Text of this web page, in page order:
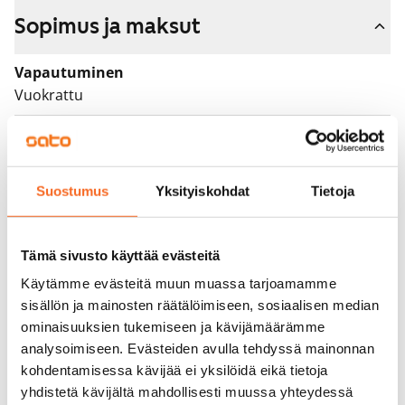
Suostumus Yksityiskohdat Tietoja
Tämä sivusto käyttää evästeitä
Käytämme evästeitä muun muassa tarjoamamme
sisällön ja mainosten räätälöimiseen, sosiaalisen median
ominaisuuksien tukemiseen ja kävijämäärämme
analysoimiseen. Evästeiden avulla tehdyssä mainonnan
kohdentamisessa kävijää ei yksilöidä eikä tietoja
yhdistetä kävijältä mahdollisesti muussa yhteydessä
Sopimus ja maksut
Vapautuminen
Vuokrattu
Varallisuusrajat
Vuokra
0 €, (yrityksille min. 1 kk vuokra)
Kotivakuutus
Pakollinen, ei sisälly vuokraan
Vesimaksu
Kulutuksen mukaan